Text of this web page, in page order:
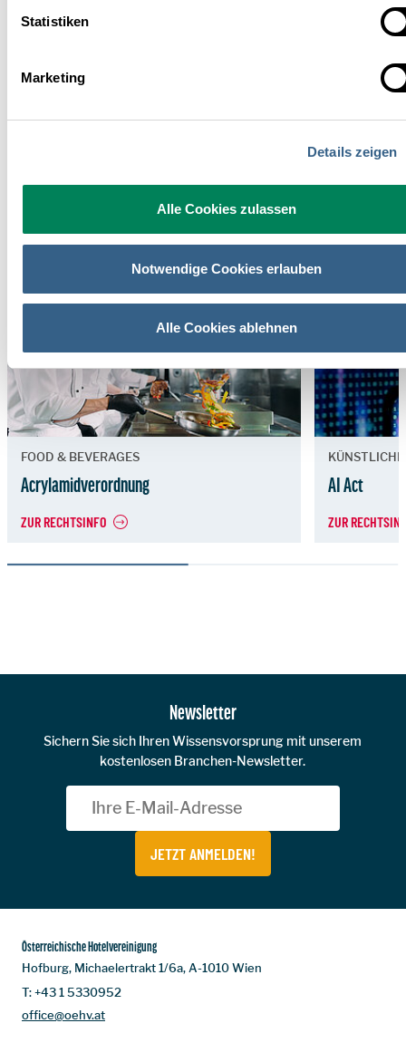
Statistiken
Marketing
Details zeigen
Alle Cookies zulassen
Notwendige Cookies erlauben
Alle Cookies ablehnen
Mag. Maria Wottawa
Das könnte Sie auch interessieren
RECHTSINFO
FOOD & BEVERAGES
Acrylamidverordnung
ZUR RECHTSINFO
RECHTSINFO
AI Act
ZUR
Newsletter
Sichern Sie sich Ihren Wissensvorsprung mit unserem
kostenlosen Branchen-Newsletter.
JETZT ANMELDEN!
Österreichische Hotelvereinigung
Hofburg, Michaelertrakt 1/6a, A-1010 Wien
T:+43 1 5330952
office@oehv.at